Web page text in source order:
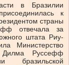
в Бразилии
к
страны
отвечала за
штата Риу-
Министерство
Дилма Руссефф
бразильской